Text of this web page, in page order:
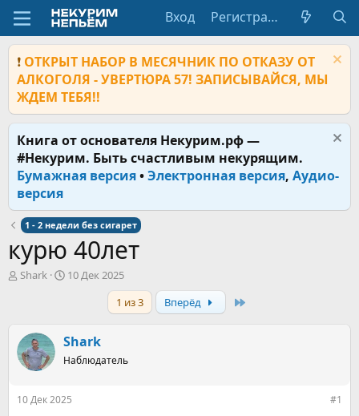
Вход Регистрация
❗ ОТКРЫТ НАБОР В МЕСЯЧНИК ПО ОТКАЗУ ОТ
АЛКОГОЛЯ - УВЕРТЮРА 57! ЗАПИСЫВАЙСЯ, МЫ
ЖДЕМ ТЕБЯ!!
Книга от основателя Некурим.рф —
#Некурим. Быть счастливым некурящим.
Бумажная версия•Электронная версия, Аудио-
версия
1 - 2 недели без сигарет
курю 40лет
А
т
е
Shark
Д
а
ч
а
10 Дек 2025
1 из 3
Вперёд
Shark
Наблюдатель
10 Дек 2025 #1